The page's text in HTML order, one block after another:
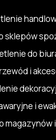
sklepów
do
i
i
magazynów